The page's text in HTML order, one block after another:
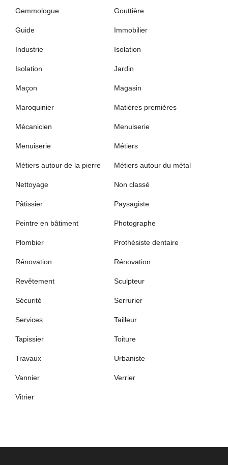
Gemmologue Gouttière
Guide Immobilier
Industrie Isolation
Isolation Jardin
Maçon Magasin
Maroquinier Matières premières
Mécanicien Menuiserie
Menuiserie Métiers
Métiers autour de la pierre Métiers autour du métal
Nettoyage Non classé
Pâtissier Paysagiste
Peintre en bâtiment Photographe
Plombier Prothésiste dentaire
Rénovation Rénovation
Revêtement Sculpteur
Sécurité Serrurier
Services Tailleur
Tapissier Toiture
Travaux Urbaniste
Vannier Verrier
Vitrier